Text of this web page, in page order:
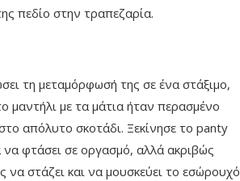
πεδίο στην τραπεζαρία.
τη μεταμόρφωσή της σε ένα στάξιμο,
μαντήλι με τα μάτια ήταν περασμένο
απόλυτο σκοτάδι. Ξεκίνησε το panty
φτάσει σε οργασμό, αλλά ακριβώς
να στάζει και να μουσκεύει το εσώρουχό